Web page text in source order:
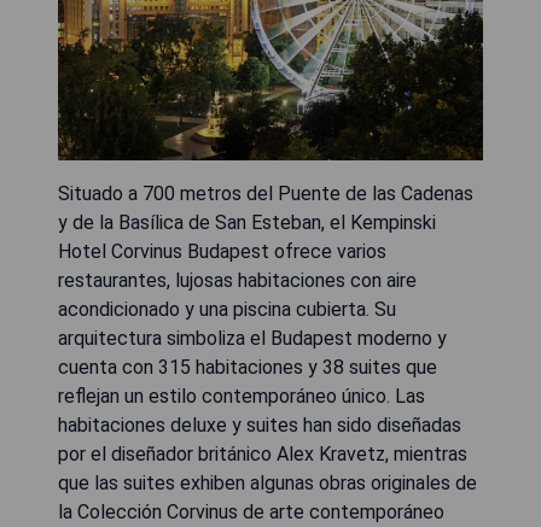
Situado a 700 metros del Puente de las Cadenas
y de la Basílica de San Esteban, el Kempinski
Hotel Corvinus Budapest ofrece varios
restaurantes, lujosas habitaciones con aire
acondicionado y una piscina cubierta. Su
arquitectura simboliza el Budapest moderno y
cuenta con 315 habitaciones y 38 suites que
reflejan un estilo contemporáneo único. Las
habitaciones deluxe y suites han sido diseñadas
por el diseñador británico Alex Kravetz, mientras
que las suites exhiben algunas obras originales de
la Colección Corvinus de arte contemporáneo